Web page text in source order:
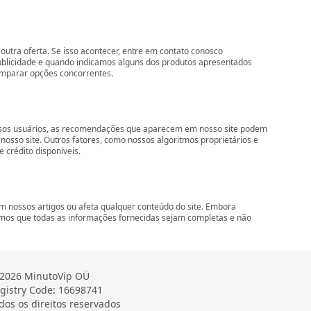
oferta. Se isso acontecer, entre em contato conosco
e quando indicamos alguns dos produtos apresentados
opções concorrentes.
usuários, as recomendações que aparecem em nosso site podem
site. Outros fatores, como nossos algoritmos proprietários e
crédito disponíveis.
nossos artigos ou afeta qualquer conteúdo do site. Embora
que todas as informações fornecidas sejam completas e não
MinutoVip OÜ
Code: 16698741
os direitos reservados